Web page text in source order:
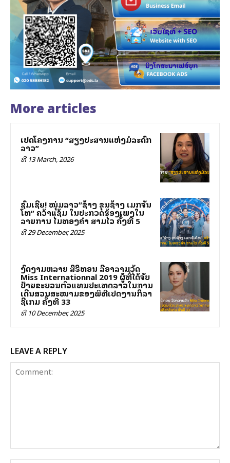
More articles
ເປີດໂຄງການ “ສຽງປະສານແຫ່ງມໍລະດົກ
ລາວ”
ທີ 13 March, 2026
ຊົມເຊີຍ! ໜຸ່ມລາວ”ຊ້າງ ຂຸນຊ້າງ ເມກຈັນ
ໂທ” ຄວ້າແຊ້ມ ໃນປະກວດຮ້ອງເພງໃນ
ລາຍການ ໄມທອງຄຳ ສາມໄວ ຄັ້ງທີ 5
ທີ 29 December, 2025
ງົດງາມຫລາຍ ສິຣິທອນ ລີອາລາມວັດ
Miss Internationnal 2019 ຜູ້ທີ່ໄດ້ຈັບ
ປ້າຍຂະບວນຕົວແທນປະເທດລາວໃນການ
ເດີນສວນສະໜາມຂອງພິທີເປີດງານກິລາ
ຊີເກມ ຄັ້ງທີ 33
ທີ 10 December, 2025
LEAVE A REPLY